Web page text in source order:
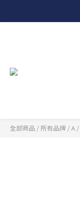
全部商品 / 所有品牌 /A /